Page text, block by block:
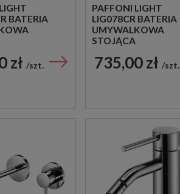
BATERIA
zł szt.
PAFFONI LIGHT
LIG078CR BATERIA
UMYWALKOWA
STOJĄCA
CHROM
735,00 zł szt.